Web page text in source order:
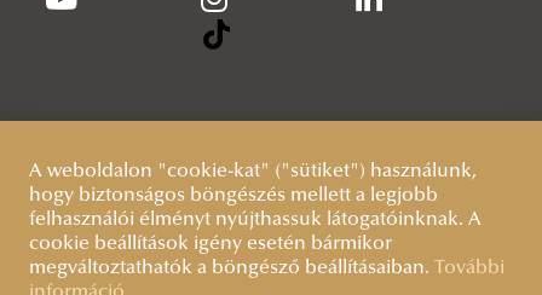
A weboldalon "cookie-kat" ("sütiket") használunk,
hogy biztonságos böngészés mellett a legjobb
felhasználói élményt nyújthassuk látogatóinknak. A
cookie beállítások igény esetén bármikor
megváltoztathatók a böngésző beállításaiban.
További